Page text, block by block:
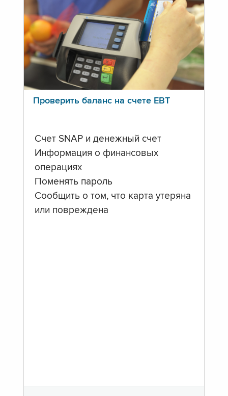
Проверить баланс на счете ЕВТ
Счет SNAP и денежный счет
Информация о финансовых
операциях
Поменять пароль
Сообщить о том, что карта утеряна
или повреждена